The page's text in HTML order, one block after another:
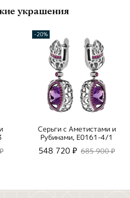
украшения
-20%
Серьги с Аметистами и
Рубинами, E0161-4/1
548 720 ₽ 685 900 ₽